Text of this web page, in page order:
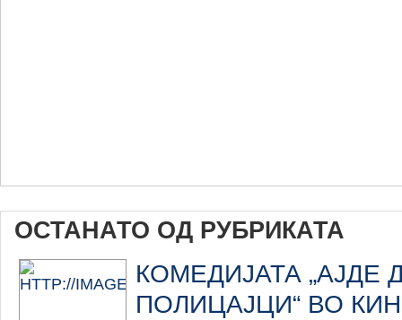
ОСТАНАТО ОД РУБРИКАТА
КОМЕДИЈАТА „АЈДЕ
ПОЛИЦАЈЦИ“ ВО